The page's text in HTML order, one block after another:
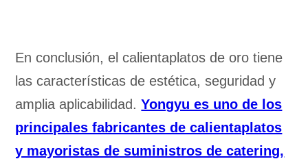
En conclusión, el calientaplatos de oro tiene
las características de estética, seguridad y
amplia aplicabilidad.Yongyu es uno de los
principales fabricantes de calientaplatos
y mayoristas de suministros de catering,